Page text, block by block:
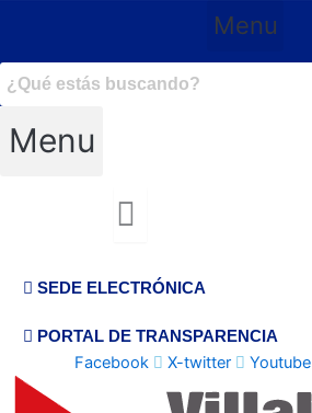
Menu
Menu
SEDE ELECTRÓNICA
PORTAL DE TRANSPARENCIA
Facebook X-twitter Youtube